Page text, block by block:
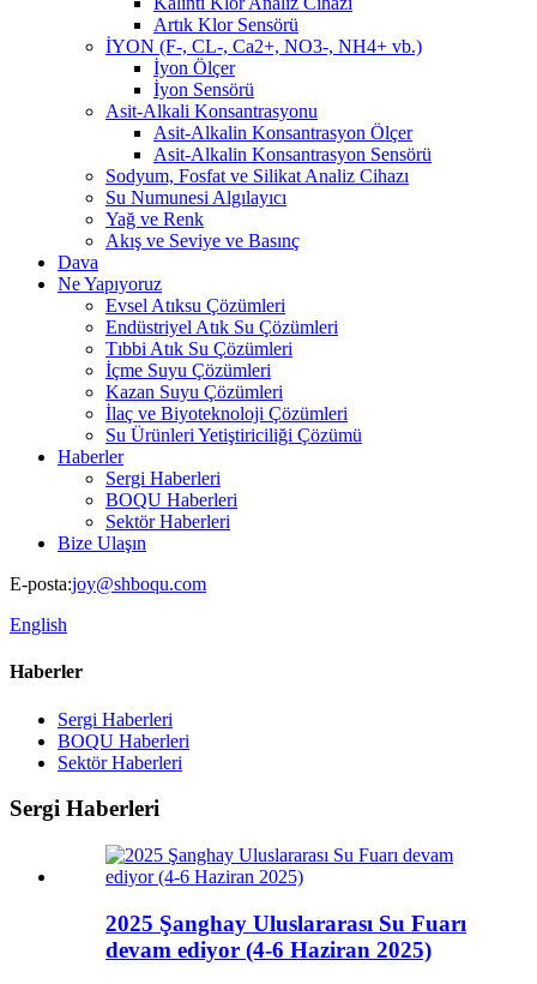
Artık Klor Sensörü
İYON (F-, CL-, Ca2+, NO3-, NH4+ vb.)
İyon Ölçer
İyon Sensörü
Asit-Alkali Konsantrasyonu
Asit-Alkalin Konsantrasyon Ölçer
Asit-Alkalin Konsantrasyon Sensörü
Sodyum, Fosfat ve Silikat Analiz Cihazı
Su Numunesi Algılayıcı
Yağ ve Renk
Akış ve Seviye ve Basınç
Dava
Ne Yapıyoruz
Evsel Atıksu Çözümleri
Endüstriyel Atık Su Çözümleri
Tıbbi Atık Su Çözümleri
İçme Suyu Çözümleri
Kazan Suyu Çözümleri
İlaç ve Biyoteknoloji Çözümleri
Su Ürünleri Yetiştiriciliği Çözümü
Haberler
Sergi Haberleri
BOQU Haberleri
Sektör Haberleri
Bize Ulaşın
E-posta:joy@shboqu.com
English
Haberler
Sergi Haberleri
BOQU Haberleri
Sektör Haberleri
Sergi Haberleri
2025 Şanghay Uluslararası Su Fuarı
devam ediyor (4-6 Haziran 2025)